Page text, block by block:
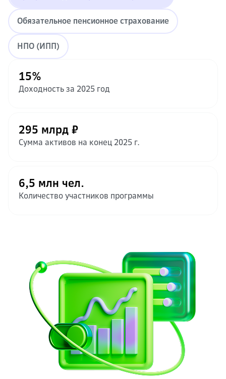
Обязательное пенсионное страхование
НПО (ИПП)
15%
Доходность за 2025 год
295 млрд ₽
Сумма активов на конец 2025 г.
6,5 млн чел.
Количество участников программы